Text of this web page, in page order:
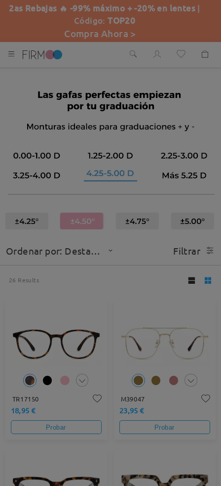
2as Rebajas 🔥 -99% máximo + -20% en lentes |
Código:TOP20
Compra Ahora >
Ordenar por: Destacado Filtrar
26 Results
TR17150
18,95 €
Probar
M39047
23,95 €
Probar